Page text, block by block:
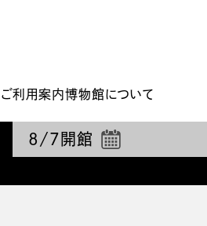
ご利用案内博物館について
8/7 開館